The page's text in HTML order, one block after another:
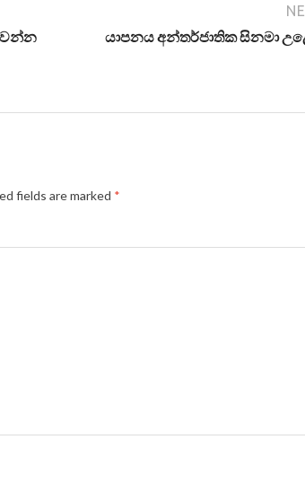
යාපනය අන්තර්ජාතික සිනමා
fields are marked *